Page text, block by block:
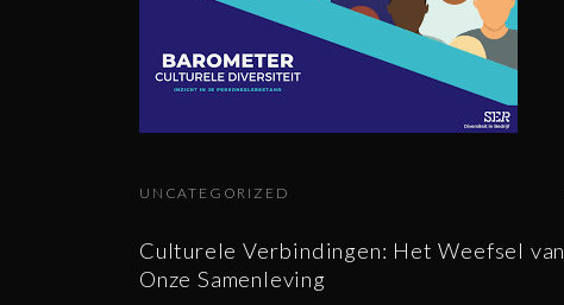
UNCATEGORIZED
Culturele Verbindingen: Het Weefsel van
Onze Samenleving